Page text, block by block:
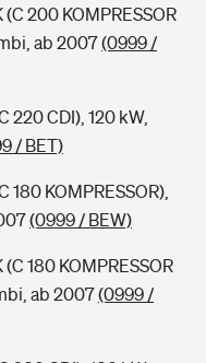
200 KOMPRESSOR
ab 2007(0999 /
220 CDI), 120 kW,
/ BET)
KOMPRESSOR),
(0999 / BEW)
180 KOMPRESSOR
ab 2007(0999 /